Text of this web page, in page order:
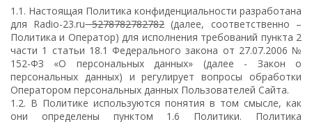
1.1. Настоящая Политика конфиденциальности разработана
для Radio-23.ru5278782782782(далее, соответственно –
Политика и Оператор) для исполнения требований пункта 2
части 1 статьи 18.1 Федерального закона от 27.07.2006 №
152-ФЗ «О персональных данных» (далее - Закон о
персональных данных) и регулирует вопросы обработки
Оператором персональных данных Пользователей Сайта.
1.2. В Политике используются понятия в том смысле, как
они определены пунктом 1.6 Политики. Политика